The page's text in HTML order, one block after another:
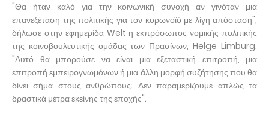
"Θα ήταν καλό για την κοινωνική συνοχή αν γινόταν μια
επανεξέταση της πολιτικής για τον κορωνοϊό με λίγη απόσταση",
δήλωσε στην εφημερίδα Welt η εκπρόσωπος νομικής πολιτικής
της κοινοβουλευτικής ομάδας των Πρασίνων, Helge Limburg.
"Αυτό θα μπορούσε να είναι μια εξεταστική επιτροπή, μια
επιτροπή εμπειρογνωμόνων ή μια άλλη μορφή συζήτησης που θα
δίνει σήμα στους ανθρώπους: Δεν παραμερίζουμε απλώς τα
δραστικά μέτρα εκείνης της εποχής".